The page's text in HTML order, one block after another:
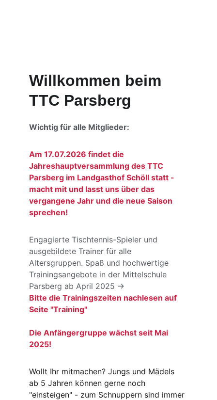
Willkommen beim
TTC Parsberg
Wichtig für alle Mitglieder:
Am 17.07.2026 findet die
Jahreshauptversammlung des TTC
Parsberg im Landgasthof Schöll statt -
macht mit und lasst uns über das
vergangene Jahr und die neue Saison
sprechen!
Engagierte Tischtennis-Spieler und
ausgebildete Trainer für alle
Altersgruppen. Spaß und hochwertige
Trainingsangebote in der Mittelschule
Parsberg ab April 2025 ->
Bitte die Trainingszeiten nachlesen auf
Seite "Training"
Die Anfängergruppe wächst seit Mai
2025!
Wollt Ihr mitmachen? Jungs und Mädels
ab 5 Jahren können gerne noch
"einsteigen" - zum Schnuppern sind immer